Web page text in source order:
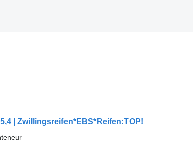
5,4 | Zwillingsreifen*EBS*Reifen:TOP!